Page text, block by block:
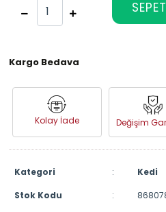
Kargo Bedava
Kolay İade Değişim
Kategori :
Kedi
Stok Kodu
: